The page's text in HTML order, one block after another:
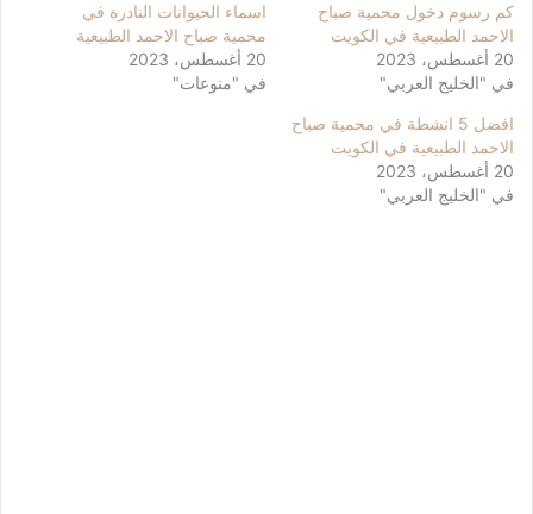
كم رسوم دخول محمية صباح
الاحمد الطبيعية في الكويت
20 أغسطس، 2023
في "الخليج العربي"
اسماء الحيوانات النادرة في
محمية صباح الاحمد الطبيعية
20 أغسطس، 2023
في "منوعات"
افضل 5 انشطة في محمية صباح
الاحمد الطبيعية في الكويت
20 أغسطس، 2023
في "الخليج العربي"